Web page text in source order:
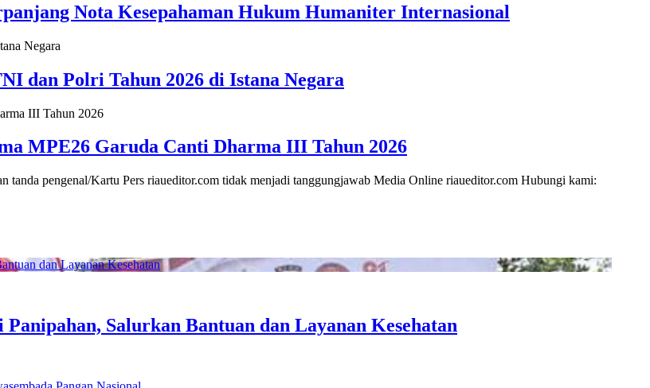
Nota Kesepahaman Hukum Humaniter Internasional
dan Polri Tahun 2026 di Istana Negara
MPE26 Garuda Canti Dharma III Tahun 2026
tanda pengenal/Kartu Pers riaueditor.com tidak menjadi tanggungjawab Media Online riaueditor.com Hubungi kami:
Salurkan Bantuan dan Layanan Kesehatan